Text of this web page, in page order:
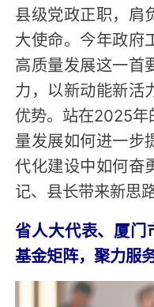
县级党政正职，肩
大使命。今年政府
高质量发展这一首
力，以新动能新活
优势。站在2025
量发展如何进一步
代化建设中如何奋
记、县长带来新思
省人大代表、厦
基金矩阵，聚力服